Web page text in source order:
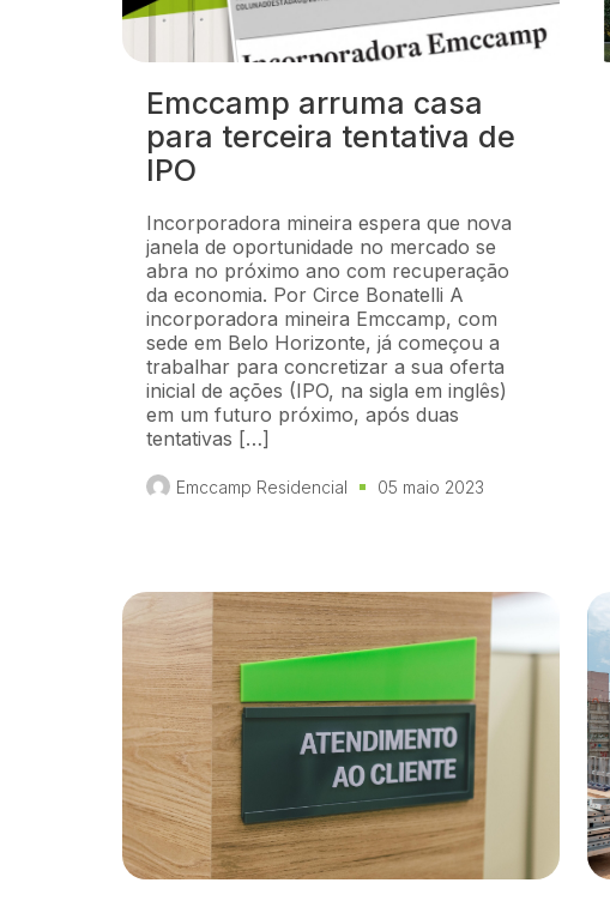
Emccamp arruma casa
para terceira tentativa de
IPO
Incorporadora mineira espera que nova
janela de oportunidade no mercado se
abra no próximo ano com recuperação
da economia. Por Circe Bonatelli A
incorporadora mineira Emccamp, com
sede em Belo Horizonte, já começou a
trabalhar para concretizar a sua oferta
inicial de ações (IPO, na sigla em inglês)
em um futuro próximo, após duas
tentativas […]
Emccamp Residencial 05 maio 2023